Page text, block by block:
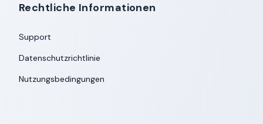
Rechtliche Informationen
Support
Datenschutzrichtlinie
Nutzungsbedingungen